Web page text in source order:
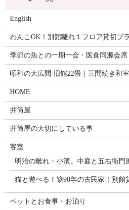
English
わんこOK！別館離れ１フロア貸切プ
季節の魚との一期一会・医食同源会席
昭和の大広間 旧館22畳｜三間続き和
HOME
井筒屋
井筒屋の大切にしている事
客室
明治の離れ・小濱。中庭と五右衛門
猫と遊べる！築90年の古民家！別館
ペットとお食事・お泊り